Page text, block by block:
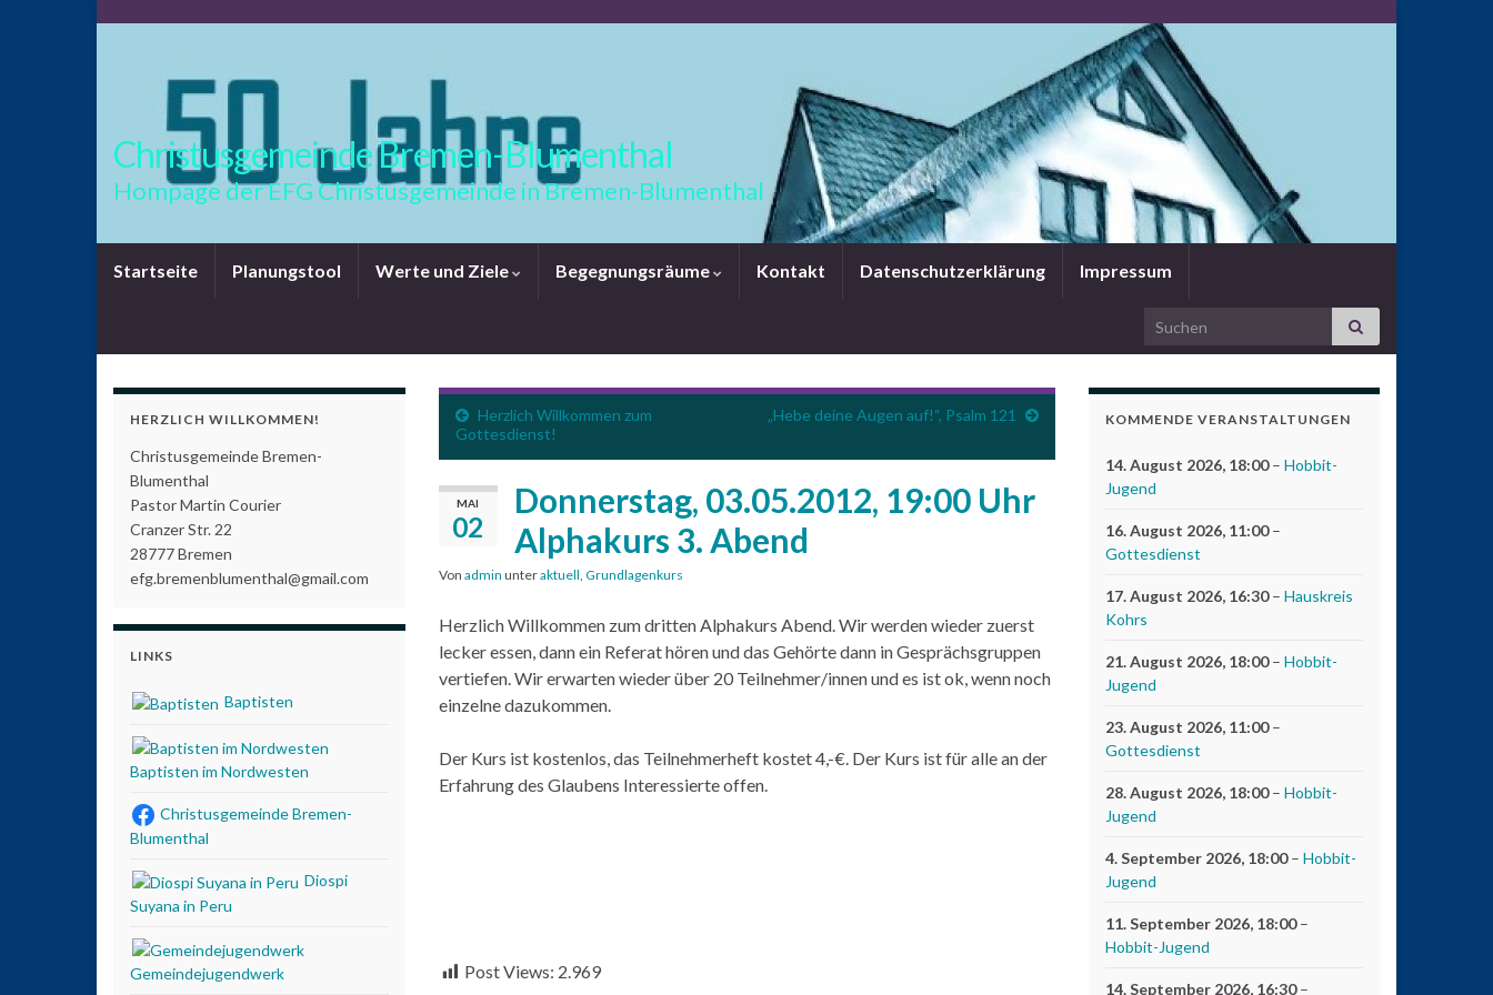
Christusgemeinde Bremen-Blumenthal
Hompage der EFG Christusgemeinde in Bremen-Blumenthal
Startseite Planungstool Werte und Ziele Begegnungsräume Kontakt Datenschutzerklärung Impressum
Search for:
Herzlich Willkommen zum
Gottesdienst!
„Hebe deine Augen auf!“, Psalm 121
MAI
02
Donnerstag, 03.05.2012, 19:00 Uhr
Alphakurs 3. Abend
Von admin unteraktuell, Grundlagenkurs
Herzlich Willkommen zum dritten Alphakurs Abend. Wir werden wieder zuerst
lecker essen, dann ein Referat hören und das Gehörte dann in Gesprächsgruppen
vertiefen. Wir erwarten wieder über 20 Teilnehmer/innen und es ist ok, wenn noch
einzelne dazukommen.
Der Kurs ist kostenlos, das Teilnehmerheft kostet 4,-€. Der Kurs ist für alle an der
Erfahrung des Glaubens Interessierte offen.
Post Views: 2.969
HERZLICH WILLKOMMEN!
Christusgemeinde Bremen-
Blumenthal
Pastor Martin Courier
Cranzer Str. 22
28777 Bremen
efg.bremenblumenthal@gmail.com
LINKS
Baptisten
Baptisten im Nordwesten
Christusgemeinde Bremen-
Blumenthal
Diospi
Suyana in Peru
Gemeindejugendwerk
KOMMENDE VERANSTALTUNGEN
14. August 2026, 18:00– Hobbit-
Jugend
16. August 2026, 11:00–
Gottesdienst
17. August 2026, 16:30– Hauskreis
Kohrs
21. August 2026, 18:00– Hobbit-
Jugend
23. August 2026, 11:00–
Gottesdienst
28. August 2026, 18:00– Hobbit-
Jugend
4. September 2026, 18:00– Hobbit-
Jugend
11. September 2026, 18:00–
Hobbit-Jugend
14. September 2026, 16:30–